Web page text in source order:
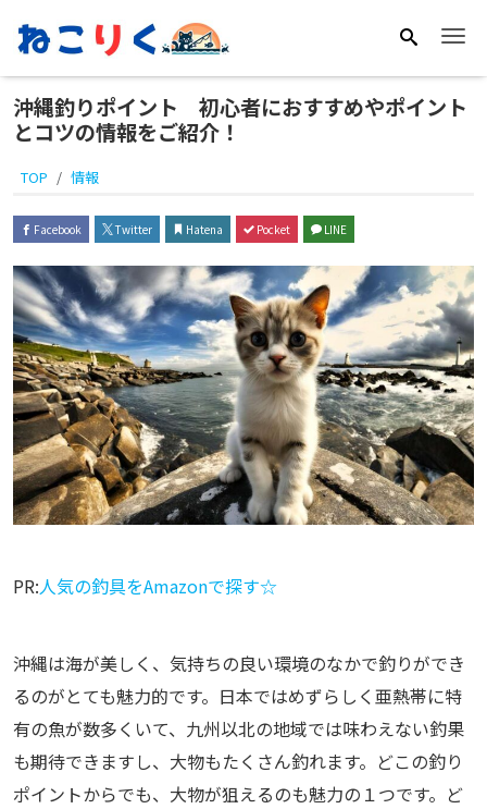
沖縄釣りポイント 初心者におすすめやポイント
とコツの情報をご紹介！
TOP 情報
Facebook Twitter Hatena Pocket LINE
PR:人気の釣具をAmazonで探す☆
沖縄は海が美しく、気持ちの良い環境のなかで釣りができ
るのがとても魅力的です。日本ではめずらしく亜熱帯に特
有の魚が数多くいて、九州以北の地域では味わえない釣果
も期待できますし、大物もたくさん釣れます。どこの釣り
ポイントからでも、大物が狙えるのも魅力の１つです。ど